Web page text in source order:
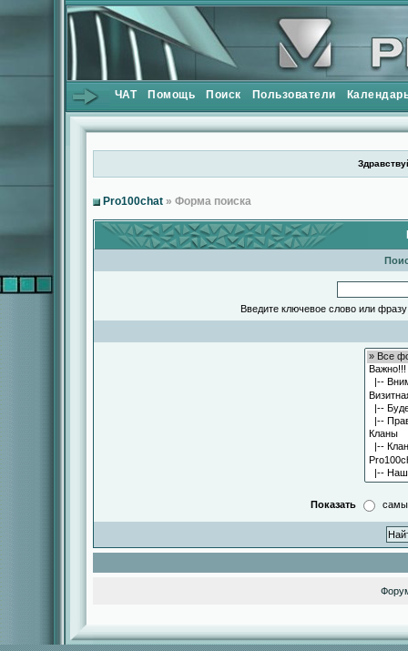
ЧАТ Помощь Поиск Пользователи
Pro100chat » Форма поиска
Введите ключевое слово или
Показать